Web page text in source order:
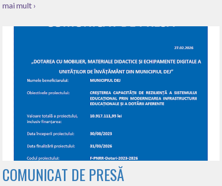
mai mult ›
COMUNICAT DE PRESĂ